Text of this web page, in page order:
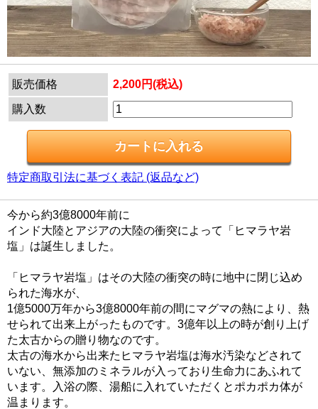
販売価格 2,200円(税込)
購入数
特定商取引法に基づく表記 (返品など)
今から約3億8000年前に
インド大陸とアジアの大陸の衝突によって「ヒマラヤ岩
塩」は誕生しました。
「ヒマラヤ岩塩」はその大陸の衝突の時に地中に閉じ込め
られた海水が、
1億5000万年から3億8000年前の間にマグマの熱により、熱
せられて出来上がったものです。3億年以上の時が創り上げ
た太古からの贈り物なのです。
太古の海水から出来たヒマラヤ岩塩は海水汚染などされて
いない、無添加のミネラルが入っており生命力にあふれて
います。入浴の際、湯船に入れていただくとポカポカ体が
温まります。